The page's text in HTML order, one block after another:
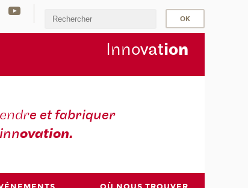
Innovation
e et fabriquer
ovation.